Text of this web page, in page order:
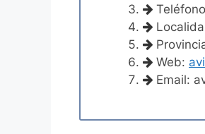
Web:
Email: